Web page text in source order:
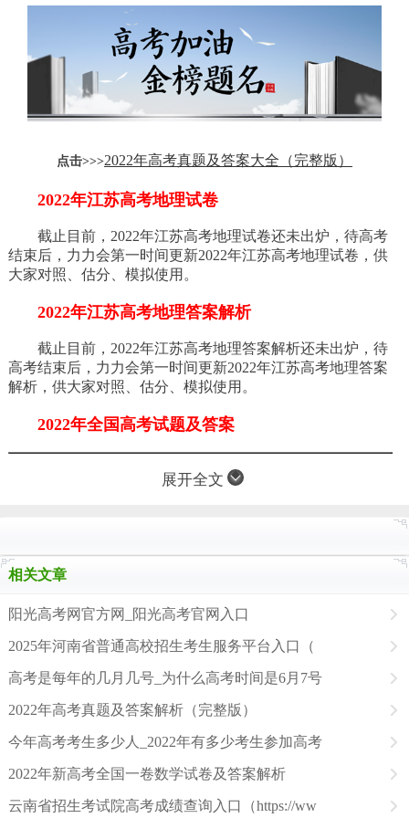
点击>>>2022年高考真题及答案大全（完整版）
2022年江苏高考地理试卷
截止目前，2022年江苏高考地理试卷还未出炉，待高考
结束后，力力会第一时间更新2022年江苏高考地理试卷，供
大家对照、估分、模拟使用。
2022年江苏高考地理答案解析
截止目前，2022年江苏高考地理答案解析还未出炉，待
高考结束后，力力会第一时间更新2022年江苏高考地理答案
解析，供大家对照、估分、模拟使用。
2022年全国高考试题及答案
展开全文
相关文章
阳光高考网官方网_阳光高考官网入口
2025年河南省普通高校招生考生服务平台入口（
高考是每年的几月几号_为什么高考时间是6月7号
2022年高考真题及答案解析（完整版）
今年高考考生多少人_2022年有多少考生参加高考
2022年新高考全国一卷数学试卷及答案解析
云南省招生考试院高考成绩查询入口（https://ww